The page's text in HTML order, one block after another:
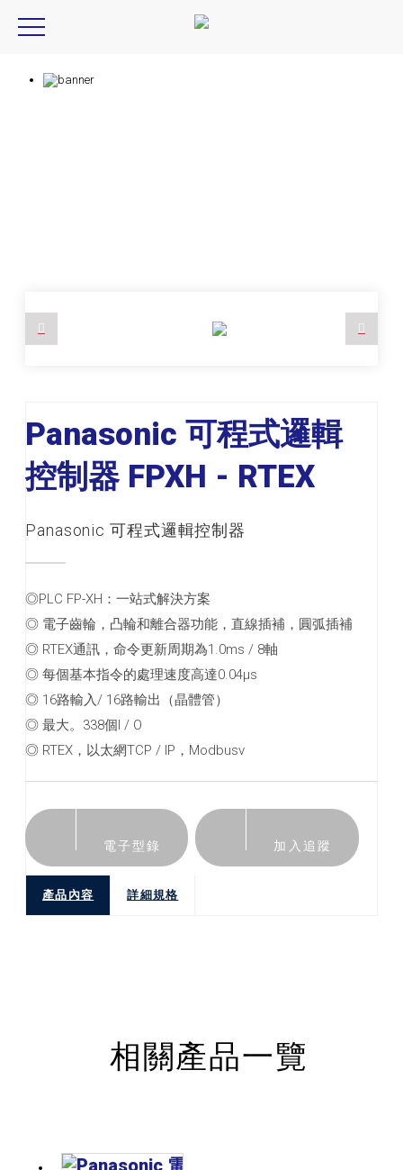
Panasonic 可程式邏輯
控制器 FPXH - RTEX
Panasonic 可程式邏輯控制器
◎PLC FP-XH：一站式解決方案
◎ 電子齒輪，凸輪和離合器功能，直線插補，圓弧插補
◎ RTEX通訊，命令更新周期為1.0ms / 8軸
◎ 每個基本指令的處理速度高達0.04μs
◎ 16路輸入/ 16路輸出（晶體管）
◎ 最大。338個I / O
◎ RTEX，以太網TCP / IP，Modbusv
電子型錄 加入追蹤
產品內容 詳細規格
相關產品一覽